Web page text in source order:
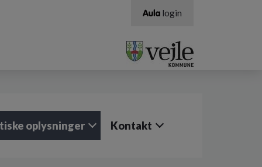
login
oplysninger Kontakt